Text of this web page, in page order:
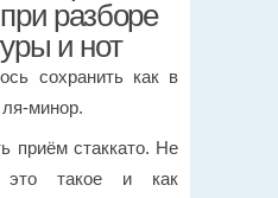
разборе
и нот
сохранить как в
минор.
приём стаккато. Не
такое и как